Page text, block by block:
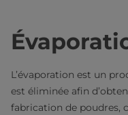
L’évaporation est un
est éliminée afin
fabrication de poudres,